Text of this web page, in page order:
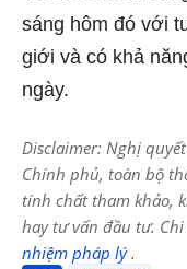
sáng hôm đó với
giới và có khả
ngày.
Disclaimer: Nghị
Chính phủ, toàn bộ
tính chất tham khảo,
hay tư vấn đầu tư.
nhiệm pháp lý.